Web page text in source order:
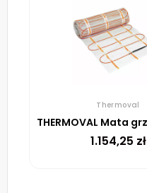
Thermoval
1.154,25 zł